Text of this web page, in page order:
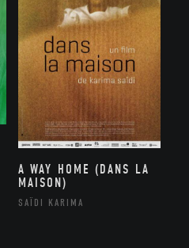
A WAY HOME (DANS LA
MAISON)
SAÏDI KARIMA